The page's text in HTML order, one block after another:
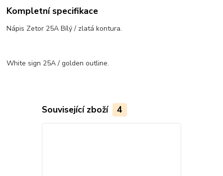
Kompletní specifikace
Nápis Zetor 25A Bílý / zlatá kontura.
White sign 25A / golden outline.
Související zboží 4